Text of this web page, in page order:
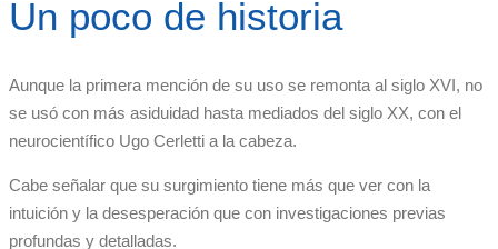
Un poco de historia
Aunque la primera mención de su uso se remonta al siglo XVI, no
se usó con más asiduidad hasta mediados del siglo XX, con el
neurocientífico Ugo Cerletti a la cabeza.
Cabe señalar que su surgimiento tiene más que ver con la
intuición y la desesperación que con investigaciones previas
profundas y detalladas.